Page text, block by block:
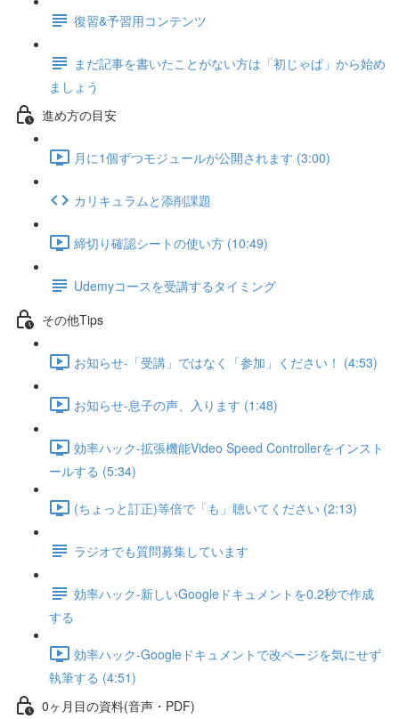
復習&予習用コンテンツ
まだ記事を書いたことがない方は「初じゃぱ」から始め
ましょう
進め方の目安
月に1個ずつモジュールが公開されます (3:00)
カリキュラムと添削課題
締切り確認シートの使い方 (10:49)
Udemyコースを受講するタイミング
その他Tips
お知らせ-「受講」ではなく「参加」ください！ (4:53)
お知らせ-息子の声、入ります (1:48)
効率ハック-拡張機能Video Speed Controllerをインスト
ールする (5:34)
(ちょっと訂正)等倍で「も」聴いてください (2:13)
ラジオでも質問募集しています
効率ハック-新しいGoogleドキュメントを0.2秒で作成
する
効率ハック-Googleドキュメントで改ページを気にせず
執筆する (4:51)
0ヶ月目の資料(音声・PDF)